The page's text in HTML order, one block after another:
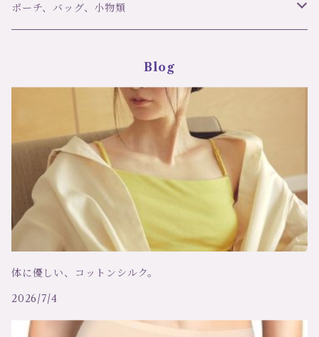
ランジェリーク L’ANGELIQUE
LJT Les Jupons de Tess
シバリス Sybaris
コエミ COEMI
シモームペレール ＳＩＭＯＮＥ ＰＥＲＥＬＥ
リトラッティ RITRATTI
スリップ・ベビードール
ショーツ
キャミソール
トップス
ブランド
Trasparenzeトラスパレンツェ
デザインストッキング・タイツ
定番ストッキング・タイツ
ソックス
ポーチ、バッグ、小物類
Blog
体に優しい、コットンシルク。
2026/7/4